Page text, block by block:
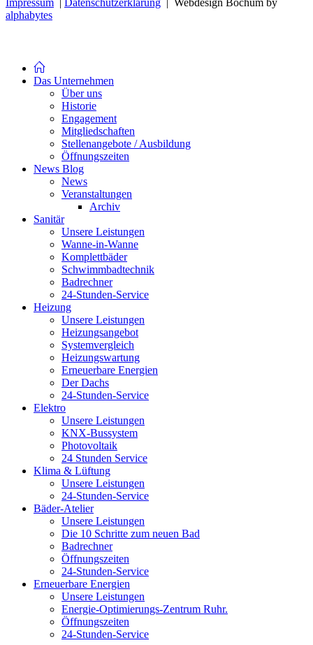
Impressum | Datenschutzerklärung | Webdesign Bochum by
alphabytes
Das Unternehmen
Über uns
Historie
Engagement
Mitgliedschaften
Stellenangebote / Ausbildung
Öffnungszeiten
News Blog
News
Veranstaltungen
Archiv
Sanitär
Unsere Leistungen
Wanne-in-Wanne
Komplettbäder
Schwimmbadtechnik
Badrechner
24-Stunden-Service
Heizung
Unsere Leistungen
Heizungsangebot
Systemvergleich
Heizungswartung
Erneuerbare Energien
Der Dachs
24-Stunden-Service
Elektro
Unsere Leistungen
KNX-Bussystem
Photovoltaik
24 Stunden Service
Klima & Lüftung
Unsere Leistungen
24-Stunden-Service
Bäder-Atelier
Unsere Leistungen
Die 10 Schritte zum neuen Bad
Badrechner
Öffnungszeiten
24-Stunden-Service
Erneuerbare Energien
Unsere Leistungen
Energie-Optimierungs-Zentrum Ruhr.
Öffnungszeiten
24-Stunden-Service